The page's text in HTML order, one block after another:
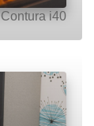
Contura i40